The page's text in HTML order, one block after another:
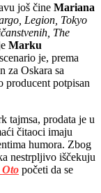
još čine Mariana
Legion, Tokyo
The
Marku
je, prema
za Oskara sa
producent potpisan
tajmsa, prodata je u
čitaoci imaju
humora. Zbog
nestrpljivo iščekuju
Oto početi da se